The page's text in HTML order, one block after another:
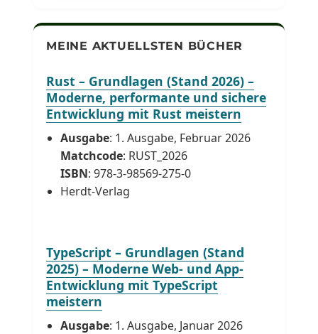
MEINE AKTUELLSTEN BÜCHER
Rust – Grundlagen (Stand 2026) –
Moderne, performante und sichere
Entwicklung mit Rust meistern
Ausgabe: 1. Ausgabe, Februar 2026
Matchcode: RUST_2026
ISBN: 978-3-98569-275-0
Herdt-Verlag
TypeScript – Grundlagen (Stand
2025) – Moderne Web- und App-
Entwicklung mit TypeScript
meistern
Ausgabe: 1. Ausgabe, Januar 2026